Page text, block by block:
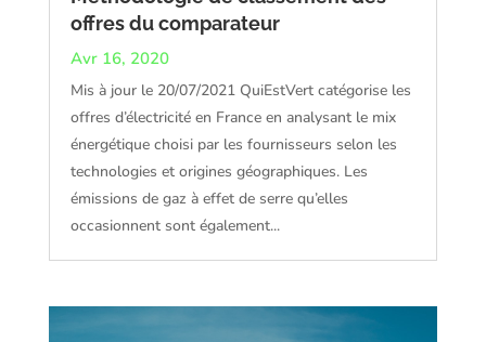
offres du comparateur
Avr 16, 2020
Mis à jour le 20/07/2021 QuiEstVert catégorise les
offres d’électricité en France en analysant le mix
énergétique choisi par les fournisseurs selon les
technologies et origines géographiques. Les
émissions de gaz à effet de serre qu’elles
occasionnent sont également...